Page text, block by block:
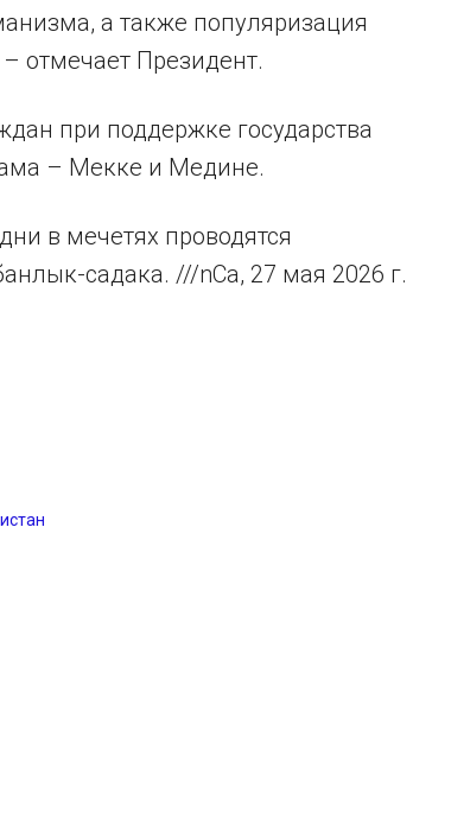
а также популяризация
отмечает Президент.
при поддержке государства
– Мекке и Медине.
в мечетях проводятся
садака. ///nCa, 27 мая 2026 г.